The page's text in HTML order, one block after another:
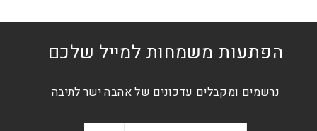
הפתעות משמחות למייל שלכם
נרשמים ומקבלים עדכונים של אהבה ישר לתיבה